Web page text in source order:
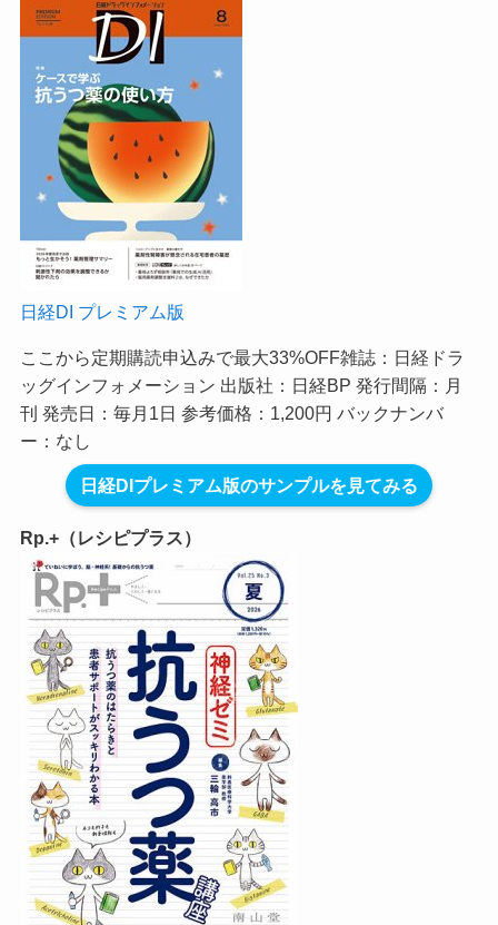
日経DI プレミアム版
ここから定期購読申込みで最大33%OFF雑誌：日経ドラ
ッグインフォメーション 出版社：日経BP 発行間隔：月
刊 発売日：毎月1日 参考価格：1,200円 バックナンバ
ー：なし
日経DIプレミアム版のサンプルを見てみる
Rp.+（レシピプラス）